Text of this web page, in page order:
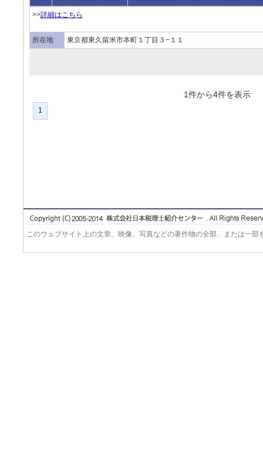
>>詳細はこちら
所在地 東京都東久留米市本町１丁目３−１１
1件から4件を表
1
このウェブサイト上の文章、映像、写真などの著作物の全部、または一